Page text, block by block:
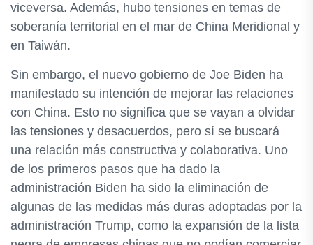
viceversa. Además, hubo tensiones en temas de
soberanía territorial en el mar de China Meridional y
en Taiwán.
Sin embargo, el nuevo gobierno de Joe Biden ha
manifestado su intención de mejorar las relaciones
con China. Esto no significa que se vayan a olvidar
las tensiones y desacuerdos, pero sí se buscará
una relación más constructiva y colaborativa. Uno
de los primeros pasos que ha dado la
administración Biden ha sido la eliminación de
algunas de las medidas más duras adoptadas por la
administración Trump, como la expansión de la lista